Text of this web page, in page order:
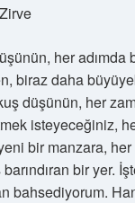
her adımda
biraz daha
düşünün, her
isteyeceğiniz,
bir manzara, her
bir yer.
bahsediyorum.